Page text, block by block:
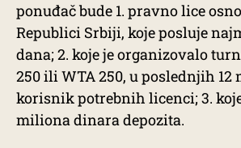
ponuđač bude 1. pravno lice
Republici Srbiji, koje posluje
dana; 2. koje je organizovalo
250 ili WTA 250, u poslednjih 12
korisnik potrebnih licenci; 3.
miliona dinara depozita.